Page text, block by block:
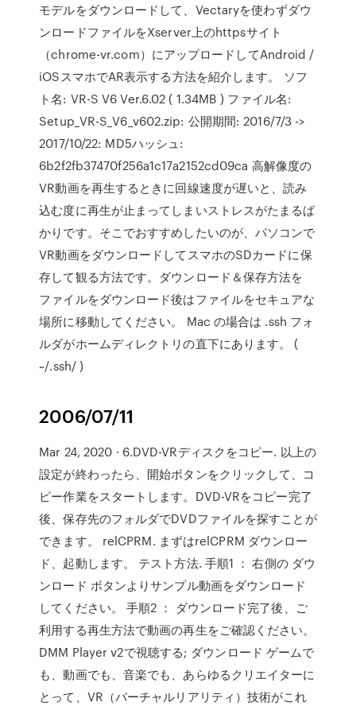
モデルをダウンロードして、Vectaryを使わずダウ
ンロードファイルをXserver上のhttpsサイト
（chrome-vr.com）にアップロードしてAndroid /
iOSスマホでAR表示する方法を紹介します。 ソフ
ト名: VR-S V6 Ver.6.02 ( 1.34MB ) ファイル名:
Setup_VR-S_V6_v602.zip: 公開期間: 2016/7/3 ->
2017/10/22: MD5ハッシュ:
6b2f2fb37470f256a1c17a2152cd09ca 高解像度の
VR動画を再生するときに回線速度が遅いと、読み
込む度に再生が止まってしまいストレスがたまるば
かりです。そこでおすすめしたいのが、パソコンで
VR動画をダウンロードしてスマホのSDカードに保
存して観る方法です。ダウンロード＆保存方法を
ファイルをダウンロード後はファイルをセキュアな
場所に移動してください。 Mac の場合は .ssh フォ
ルダがホームディレクトリの直下にあります。 (
~/.ssh/ )
2006/07/11
Mar 24, 2020 · 6.DVD-VRディスクをコピー. 以上の
設定が終わったら、開始ボタンをクリックして、コ
ピー作業をスタートします。DVD-VRをコピー完了
後、保存先のフォルダでDVDファイルを探すことが
できます。 relCPRM. まずはrelCPRM ダウンロー
ド、起動します。 テスト方法. 手順1 ： 右側の ダウ
ンロード ボタンよりサンプル動画をダウンロード
してください。 手順2 ： ダウンロード完了後、ご
利用する再生方法で動画の再生をご確認ください。
DMM Player v2で視聴する; ダウンロード ゲームで
も、動画でも、音楽でも、あらゆるクリエイターに
とって、VR（バーチャルリアリティ）技術がこれ